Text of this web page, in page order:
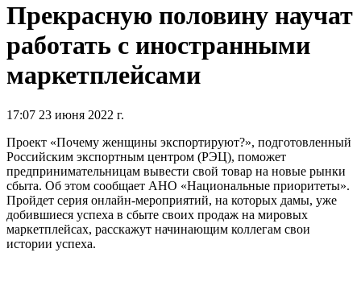
Прекрасную половину научат
работать с иностранными
маркетплейсами
17:07 23 июня 2022 г.
Проект «Почему женщины экспортируют?», подготовленный
Российским экспортным центром (РЭЦ), поможет
предпринимательницам вывести свой товар на новые рынки
сбыта. Об этом сообщает АНО «Национальные приоритеты».
Пройдет серия онлайн-мероприятий, на которых дамы, уже
добившиеся успеха в сбыте своих продаж на мировых
маркетплейсах, расскажут начинающим коллегам свои
истории успеха.